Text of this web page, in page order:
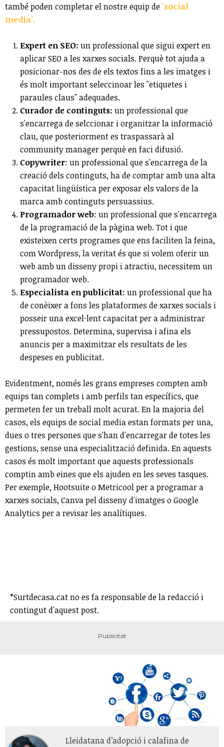
també poden completar el nostre equip de 'social
media'.
Expert en SEO: un professional que sigui expert en
aplicar SEO a les xarxes socials. Perquè tot ajuda a
posicionar-nos des de els textos fins a les imatges i
és molt important seleccinoar les "etiquetes i
paraules claus" adequades.
Curador de continguts: un professional que
s'encarrega de selccionar i organitzar la informació
clau, que posteriorment es traspassarà al
community manager perquè en faci difusió.
Copywriter: un professional que s'encarrega de la
creació dels continguts, ha de comptar amb una alta
capacitat lingüística per exposar els valors de la
marca amb continguts persuassius.
Programador web: un professional que s'encarrega
de la programació de la pàgina web. Tot i que
existeixen certs programes que ens faciliten la feina,
com Wordpress, la veritat és que si volem oferir un
web amb un disseny propi i atractiu, necessitem un
programador web.
Especialista en publicitat: un professional que ha
de conèixer a fons les plataformes de xarxes socials i
posseir una excel·lent capacitat per a administrar
pressupostos. Determina, supervisa i afina els
anuncis per a maximitzar els resultats de les
despeses en publicitat.
Evidentment, només les grans empreses compten amb
equips tan complets i amb perfils tan específics, que
permeten fer un treball molt acurat. En la majoria del
casos, els equips de social media estan formats per una,
dues o tres persones que s'han d'encarregar de totes les
gestions, sense una especialització definida. En aquests
casos és molt important que aquests professionals
comptin amb eines que els ajuden en les seves tasques.
Per exemple, Hootsuite o Metricool per a programar a
xarxes socials, Canva pel disseny d'imatges o Google
Analytics per a revisar les analítiques.
*Surtdecasa.cat no es fa responsable de la redacció i
contingut d'aquest post.
Lleidatana d’adopció i calafina de